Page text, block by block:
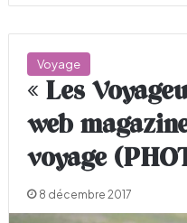
Voyage
« Les
web
voyage
8 décembre 2017